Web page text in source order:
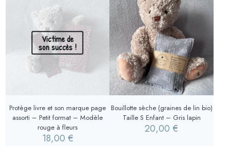
Victime de
son succès !
Protège livre et son marque page
assorti – Petit format – Modèle
rouge à fleurs
18,00 €
Bouillotte sèche (graines de lin bio)
Taille S Enfant – Gris lapin
20,00€